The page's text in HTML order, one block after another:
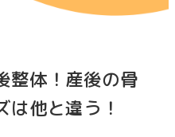
整体！産後の骨
は他と違う！